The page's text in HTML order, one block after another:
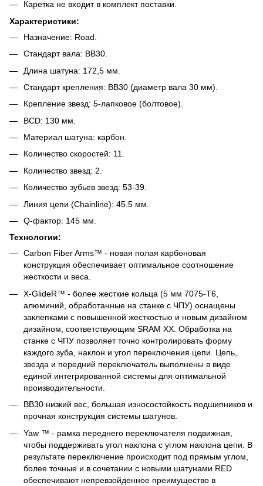
Каретка не входит в комплект поставки.
Характеристики:
Назначение: Road.
Стандарт вала: BB30.
Длина шатуна: 172,5 мм.
Стандарт крепления: BB30 (диаметр вала 30 мм).
Крепление звезд: 5-лапковое (болтовое).
BCD: 130 мм.
Материал шатуна: карбон.
Количество скоростей: 11.
Количество звезд: 2.
Количество зубьев звезд: 53-39.
Линия цепи (Chainline): 45.5 мм.
Q-фактор: 145 мм.
Технологии:
Carbon Fiber Arms™ - новая полая карбоновая
конструкция обеспечивает оптимальное соотношение
жесткости и веса.
X-GlideR™ - более жесткие кольца (5 мм 7075-T6,
алюминий, обработанные на станке с ЧПУ) оснащены
заклепками с повышенной жесткостью и новым дизайном
дизайном, соответствующим SRAM XX. Обработка на
станке с ЧПУ позволяет точно контролировать форму
каждого зуба, наклон и угол переключения цепи. Цепь,
звезда и передний переключатель выполнены в виде
единой интегрированной системы для оптимальной
производительности.
BB30 низкий вес, большая износостойкость подшипников и
прочная конструкция системы шатунов.
Yaw ™ - рамка переднего переключателя подвижная,
чтобы поддерживать угол наклона с углом наклона цепи. В
результате переключение происходит под прямым углом,
более точные и в сочетании с новыми шатунами RED
обеспечивают непревзойденное преимущество в